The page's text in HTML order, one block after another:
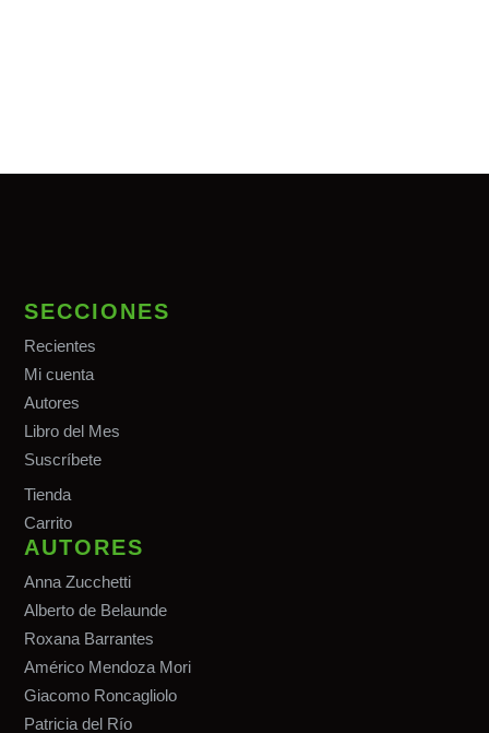
SECCIONES
Recientes
Mi cuenta
Autores
Libro del Mes
Suscríbete
Tienda
Carrito
AUTORES
Anna Zucchetti
Alberto de Belaunde
Roxana Barrantes
Américo Mendoza Mori
Giacomo Roncagliolo
Patricia del Río